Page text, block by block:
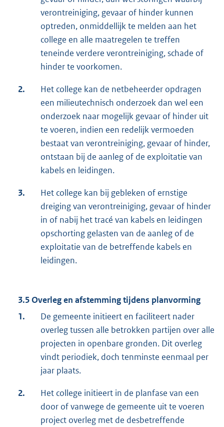
verontreiniging, gevaar of hinder kunnen
optreden, onmiddellijk te melden aan het
college en alle maatregelen te treffen
teneinde verdere verontreiniging, schade of
hinder te voorkomen.
2.
Het college kan de netbeheerder opdragen
een milieutechnisch onderzoek dan wel een
onderzoek naar mogelijk gevaar of hinder uit
te voeren, indien een redelijk vermoeden
bestaat van verontreiniging, gevaar of hinder,
ontstaan bij de aanleg of de exploitatie van
kabels en leidingen.
3.
Het college kan bij gebleken of ernstige
dreiging van verontreiniging, gevaar of hinder
in of nabij het tracé van kabels en leidingen
opschorting gelasten van de aanleg of de
exploitatie van de betreffende kabels en
leidingen.
3.5 Overleg en afstemming tijdens planvorming
1.
De gemeente initieert en faciliteert nader
overleg tussen alle betrokken partijen over alle
projecten in openbare gronden. Dit overleg
vindt periodiek, doch tenminste eenmaal per
jaar plaats.
2.
Het college initieert in de planfase van een
door of vanwege de gemeente uit te voeren
project overleg met de desbetreffende